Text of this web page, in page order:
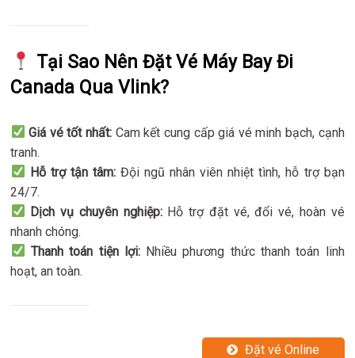
Tại Sao Nên Đặt Vé Máy Bay Đi
Canada Qua Vlink?
Giá vé tốt nhất: Cam kết cung cấp giá vé minh bạch, cạnh
tranh.
Hỗ trợ tận tâm:Đội ngũ nhân viên nhiệt tình, hỗ trợ bạn
24/7.
Dịch vụ chuyên nghiệp:Hỗ trợ đặt vé, đổi vé, hoàn vé
nhanh chóng.
Thanh toán tiện lợi:Nhiều phương thức thanh toán linh
hoạt, an toàn.
Đặt vé Online